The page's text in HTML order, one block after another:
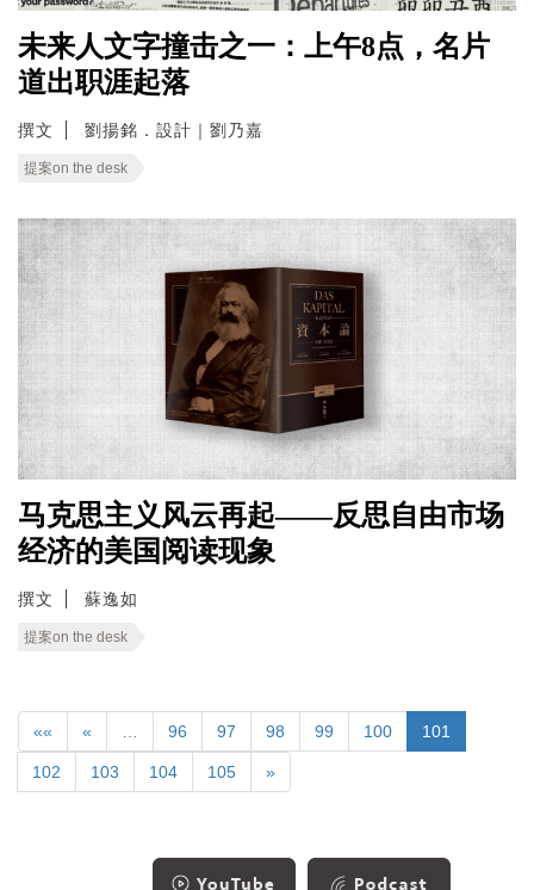
未来人文字撞击之一：上午8点，名片
道出职涯起落
撰文 劉揚銘．設計｜劉乃嘉
提案on the desk
马克思主义风云再起——反思自由市场
经济的美国阅读现象
撰文 蘇逸如
提案on the desk
«« « 96 97 98 99 100 101
102 103 104 105 »